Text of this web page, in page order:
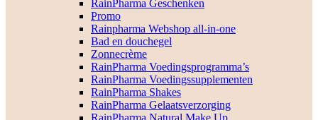
RainPharma Geschenken
Promo
Rainpharma Webshop all-in-one
Bad en douchegel
Zonnecrème
RainPharma Voedingsprogramma’s
RainPharma Voedingssupplementen
RainPharma Shakes
RainPharma Gelaatsverzorging
RainPharma Natural Make Up